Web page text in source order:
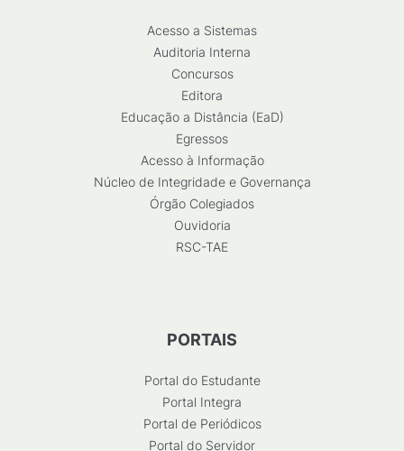
Acesso a Sistemas
Auditoria Interna
Concursos
Editora
Educação a Distância (EaD)
Egressos
Acesso à Informação
Núcleo de Integridade e Governança
Órgão Colegiados
Ouvidoria
RSC-TAE
PORTAIS
Portal do Estudante
Portal Integra
Portal de Periódicos
Portal do Servidor